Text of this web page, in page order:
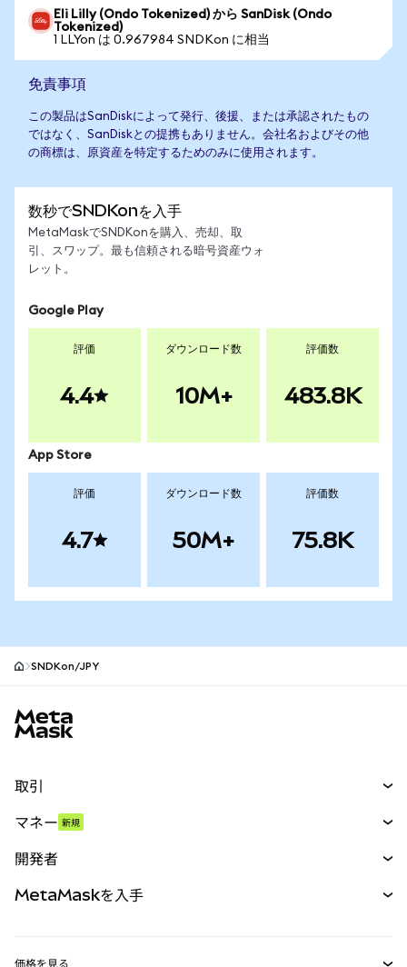
Eli Lilly (Ondo Tokenized) から SanDisk (Ondo
Tokenized)
1 LLYon は 0.967984 SNDKon に相当
免責事項
この製品はSanDiskによって発行、後援、または承認されたもの
ではなく、SanDiskとの提携もありません。会社名およびその他
の商標は、原資産を特定するためのみに使用されます。
数秒でSNDKonを入手
MetaMaskでSNDKonを購入、売却、取
引、スワップ。最も信頼される暗号資産ウォ
レット。
Google Play
評価
4.4
ダウンロード数
10M+
評価数
483.8K
App Store
評価
4.7
ダウンロード数
50M+
評価数
75.8K
SNDKon/JPY
取引
パーペチュアル
RWA
マネー 新規
開発者
MetaMaskを入手
価格を見る